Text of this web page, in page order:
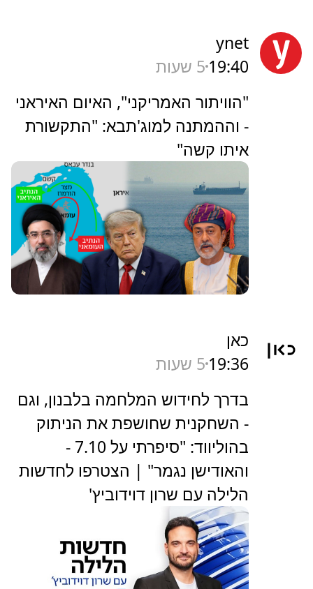
ynet
19:40 5 שעות
"הוויתור האמריקני", האיום האיראני
- וההמתנה למוג'תבא: "התקשורת
איתו קשה"
כאן
19:36 5 שעות
בדרך לחידוש המלחמה בלבנון, וגם
- השחקנית שחושפת את הניתוק
בהוליווד: "סיפרתי על 7.10 -
והאודישן נגמר" | הצטרפו לחדשות
הלילה עם שרון דוידוביץ'